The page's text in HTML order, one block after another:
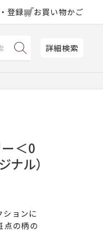
登録 お買い物かご
詳細検索
ー＜0
ナル）
ョンに
点の柄の